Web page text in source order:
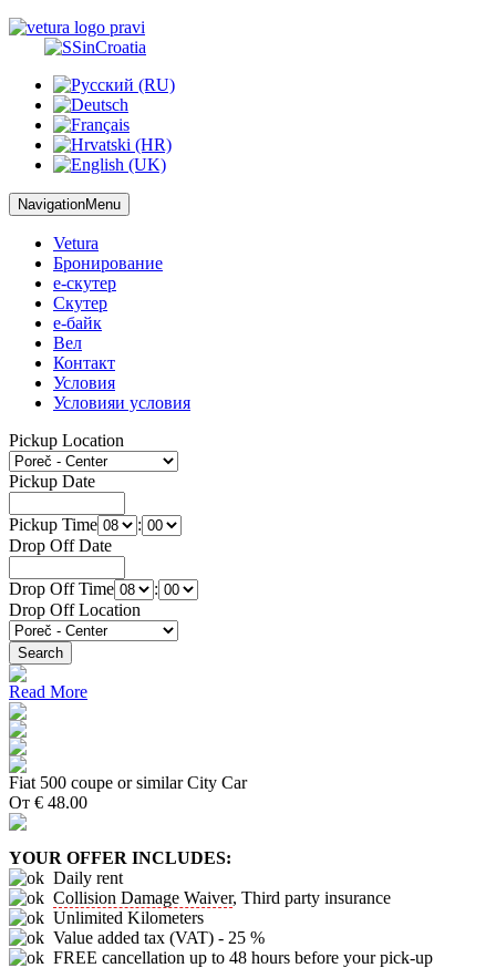
NavigationMenu
Vetura
Бронирование
е-скутер
Скутер
е-байк
Вел
Контакт
Условия
Условияи условия
Pickup Location
Pickup Date
Pickup Time
:
Drop Off Date
Drop Off Time
:
Drop Off Location
Read More
Fiat 500 coupe or similar City Car
От € 48.00
YOUR OFFER INCLUDES:
Daily rent
Collision Damage Waiver, Third party insurance
Unlimited Kilometers
Value added tax (VAT) - 25 %
FREE cancellation up to 48 hours before your pick-up